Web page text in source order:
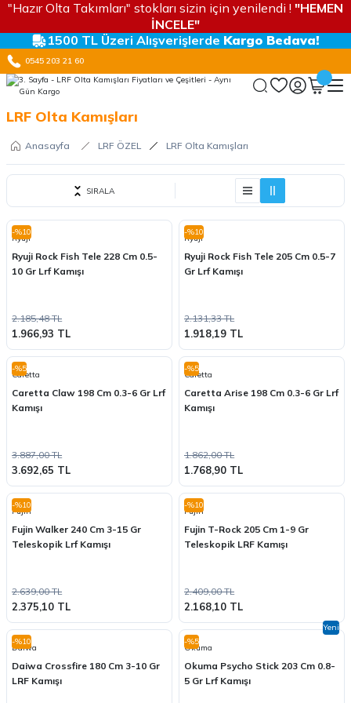
"Hazır Olta Takımları" stokları sizin için yenilendi ! "HEMEN
İNCELE"
1500 TL Üzeri Alışverişlerde Kargo Bedava!
0545 203 21 60
LRF Olta Kamışları
Anasayfa LRF ÖZEL LRF Olta Kamışları
SIRALA
-%10
Ryuji
Ryuji Rock Fish Tele 228 Cm 0.5-
10 Gr Lrf Kamışı
2.185,48 TL
1.966,93 TL
-%10
Ryuji
Ryuji Rock Fish Tele 205 Cm 0.5-7
Gr Lrf Kamışı
2.131,33 TL
1.918,19 TL
-%5
Caretta
Caretta Claw 198 Cm 0.3-6 Gr Lrf
Kamışı
3.887,00 TL
3.692,65 TL
-%5
Caretta
Caretta Arise 198 Cm 0.3-6 Gr Lrf
Kamışı
1.862,00 TL
1.768,90 TL
-%10
Fujin
Fujin Walker 240 Cm 3-15 Gr
Teleskopik Lrf Kamışı
2.639,00 TL
2.375,10 TL
-%10
Fujin
Fujin T-Rock 205 Cm 1-9 Gr
Teleskopik LRF Kamışı
2.409,00 TL
2.168,10 TL
-%10
Daiwa
Daiwa Crossfire 180 Cm 3-10 Gr
LRF Kamışı
-%5
Yeni
Okuma
Okuma Psycho Stick 203 Cm 0.8-
5 Gr Lrf Kamışı